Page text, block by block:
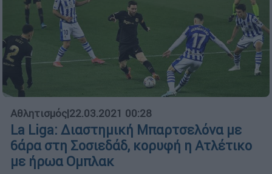
Αθλητισμός|22.03.2021 00:28
La Liga: Διαστημική Μπαρτσελόνα με
6άρα στη Σοσιεδάδ, κορυφή η Ατλέτικο
με ήρωα Ομπλακ